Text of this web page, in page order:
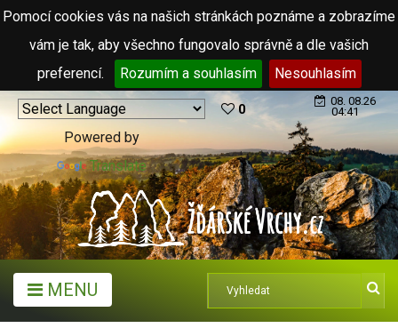
Pomocí cookies vás na našich stránkách poznáme a zobrazíme
vám je tak, aby všechno fungovalo správně a dle vašich
preferencí.
Rozumím a souhlasím Nesouhlasím
Powered by
Translate
0
08. 08.26
04:41
MENU